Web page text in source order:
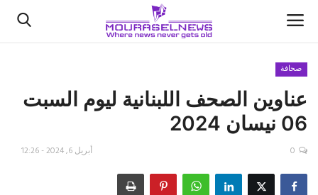
الأخبار
كتّابنا
صحافة
عناوين الصحف اللبنانية ليوم السبت
06 نيسان 2024
أبريل 6, 2024 - 12:26 0